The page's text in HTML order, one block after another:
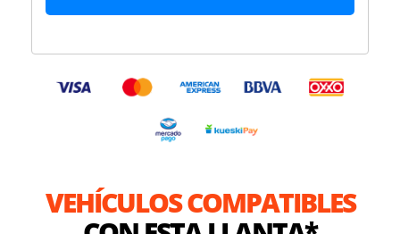
VEHÍCULOS COMPATIBLES